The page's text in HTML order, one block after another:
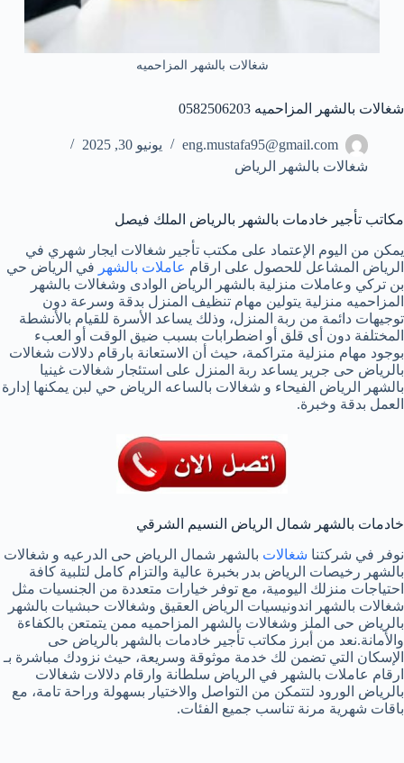
شغالات بالشهر المزاحميه
شغالات بالشهر المزاحميه 0582506203
eng.mustafa95@gmail.com
يونيو 30, 2025
شغالات بالشهر الرياض
مكاتب تأجير خادمات بالشهر بالرياض الملك فيصل
يمكن من اليوم الإعتماد على مكتب تأجير شغالات ايجار شهري في
الرياض المشاعل للحصول على ارقام عاملات بالشهر في الرياض حي
بن تركي وعاملات منزلية بالشهر الرياض الوادى وشغالات بالشهر
المزاحميه منزلية يتولين مهام تنظيف المنزل بدقة وسرعة دون
توجيهات دائمة من ربة المنزل، وذلك يساعد الأسرة للقيام بالأنشطة
المختلفة دون أى قلق أو اضطرابات بسبب ضيق الوقت أو العبء
بوجود مهام منزلية متراكمة، حيث أن الاستعانة بارقام دلالات شغالات
بالرياض حى جرير يساعد ربة المنزل على استئجار شغالات غينيا
بالشهر الرياض الفيحاء و شغالات بالساعه الرياض حي لبن يمكنها إدارة
العمل بدقة وخبرة.
خادمات بالشهر شمال الرياض النسيم الشرقي
نوفر في شركتنا شغالات بالشهر شمال الرياض حى الدرعيه و شغالات
بالشهر رخيصات الرياض بدر بخبرة عالية والتزام كامل لتلبية كافة
احتياجات منزلك اليومية، مع توفر خيارات متعددة من الجنسيات مثل
شغالات بالشهر اندونيسيات الرياض العقيق وشغالات حبشيات بالشهر
بالرياض حى الملز وشغالات بالشهر المزاحميه ممن يتمتعن بالكفاءة
والأمانة.نعد من أبرز مكاتب تأجير خادمات بالشهر بالرياض حى
الإسكان التي تضمن لك خدمة موثوقة وسريعة، حيث نزودك مباشرة بـ
ارقام عاملات بالشهر في الرياض سلطانة وارقام دلالات شغالات
بالرياض الورود لتتمكن من التواصل والاختيار بسهولة وراحة تامة، مع
باقات شهرية مرنة تناسب جميع الفئات.